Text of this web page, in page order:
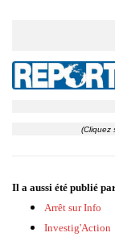
(Cliquez
Il a aussi été publié
Arrêt sur Info
Investig'Action